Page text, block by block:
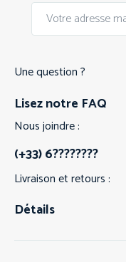
Une question ?
Lisez notre FAQ
Nous joindre :
(+33) 6????????
Livraison et retours :
Détails